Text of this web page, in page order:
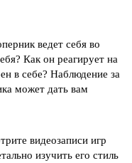
ведет себя во
Как он реагирует на
в себе? Наблюдение за
может дать вам
видеозаписи игр
изучить его стиль